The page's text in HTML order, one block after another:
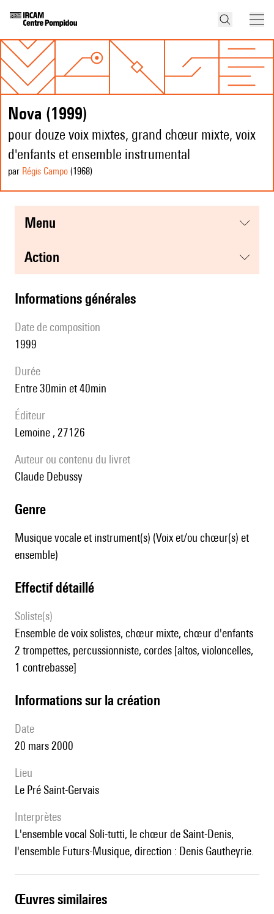
Nova (1999)
pour douze voix mixtes, grand chœur mixte, voix
d'enfants et ensemble instrumental
par Régis Campo (1968)
menu
action
informations générales
date de composition
1999
durée
entre 30min et 40min
éditeur
Lemoine , 27126
Auteur ou contenu du livret
Claude Debussy
genre
Musique vocale et instrument(s) (Voix et/ou chœur(s) et
ensemble)
effectif détaillé
Soliste(s)
ensemble de voix solistes, chœur mixte, chœur d'enfants
2 trompettes, percussionniste, cordes [altos, violoncelles,
1 contrebasse]
informations sur la création
date
20 mars 2000
lieu
Le Pré Saint-Gervais
interprètes
l'ensemble vocal Soli-tutti, le chœur de Saint-Denis,
l'ensemble Futurs-Musique, direction : Denis Gautheyrie.
œuvres similaires